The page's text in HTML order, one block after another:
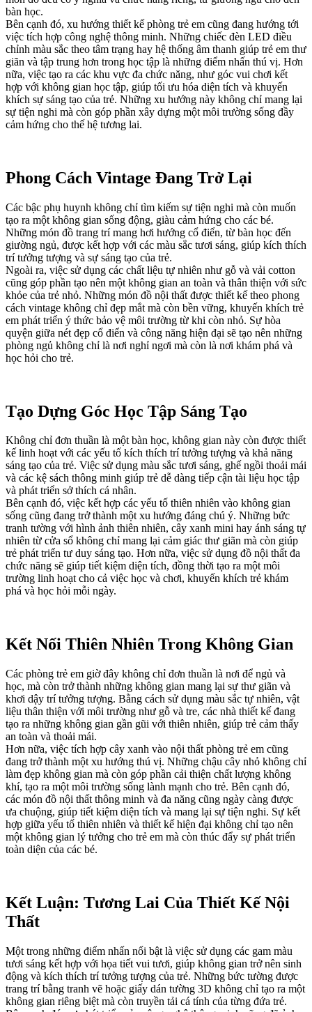
bàn học.
Bên cạnh đó, xu hướng thiết kế phòng trẻ em cũng đang hướng tới
việc tích hợp công nghệ thông minh. Những chiếc đèn LED điều
chỉnh màu sắc theo tâm trạng hay hệ thống âm thanh giúp trẻ em thư
giãn và tập trung hơn trong học tập là những điểm nhấn thú vị. Hơn
nữa, việc tạo ra các khu vực đa chức năng, như góc vui chơi kết
hợp với không gian học tập, giúp tối ưu hóa diện tích và khuyến
khích sự sáng tạo của trẻ. Những xu hướng này không chỉ mang lại
sự tiện nghi mà còn góp phần xây dựng một môi trường sống đầy
cảm hứng cho thế hệ tương lai.
Phong Cách Vintage Đang Trở Lại
Các bậc phụ huynh không chỉ tìm kiếm sự tiện nghi mà còn muốn
tạo ra một không gian sống động, giàu cảm hứng cho các bé.
Những món đồ trang trí mang hơi hướng cổ điển, từ bàn học đến
giường ngủ, được kết hợp với các màu sắc tươi sáng, giúp kích thích
trí tưởng tượng và sự sáng tạo của trẻ.
Ngoài ra, việc sử dụng các chất liệu tự nhiên như gỗ và vải cotton
cũng góp phần tạo nên một không gian an toàn và thân thiện với sức
khỏe của trẻ nhỏ. Những món đồ nội thất được thiết kế theo phong
cách vintage không chỉ đẹp mắt mà còn bền vững, khuyến khích trẻ
em phát triển ý thức bảo vệ môi trường từ khi còn nhỏ. Sự hòa
quyện giữa nét đẹp cổ điển và công năng hiện đại sẽ tạo nên những
phòng ngủ không chỉ là nơi nghỉ ngơi mà còn là nơi khám phá và
học hỏi cho trẻ.
Tạo Dựng Góc Học Tập Sáng Tạo
Không chỉ đơn thuần là một bàn học, không gian này còn được thiết
kế linh hoạt với các yếu tố kích thích trí tưởng tượng và khả năng
sáng tạo của trẻ. Việc sử dụng màu sắc tươi sáng, ghế ngồi thoải mái
và các kệ sách thông minh giúp trẻ dễ dàng tiếp cận tài liệu học tập
và phát triển sở thích cá nhân.
Bên cạnh đó, việc kết hợp các yếu tố thiên nhiên vào không gian
sống cũng đang trở thành một xu hướng đáng chú ý. Những bức
tranh tường với hình ảnh thiên nhiên, cây xanh mini hay ánh sáng tự
nhiên từ cửa sổ không chỉ mang lại cảm giác thư giãn mà còn giúp
trẻ phát triển tư duy sáng tạo. Hơn nữa, việc sử dụng đồ nội thất đa
chức năng sẽ giúp tiết kiệm diện tích, đồng thời tạo ra một môi
trường linh hoạt cho cả việc học và chơi, khuyến khích trẻ khám
phá và học hỏi mỗi ngày.
Kết Nối Thiên Nhiên Trong Không Gian
Các phòng trẻ em giờ đây không chỉ đơn thuần là nơi để ngủ và
học, mà còn trở thành những không gian mang lại sự thư giãn và
khơi dậy trí tưởng tượng. Bằng cách sử dụng màu sắc tự nhiên, vật
liệu thân thiện với môi trường như gỗ và tre, các nhà thiết kế đang
tạo ra những không gian gần gũi với thiên nhiên, giúp trẻ cảm thấy
an toàn và thoải mái.
Hơn nữa, việc tích hợp cây xanh vào nội thất phòng trẻ em cũng
đang trở thành một xu hướng thú vị. Những chậu cây nhỏ không chỉ
làm đẹp không gian mà còn góp phần cải thiện chất lượng không
khí, tạo ra một môi trường sống lành mạnh cho trẻ. Bên cạnh đó,
các món đồ nội thất thông minh và đa năng cũng ngày càng được
ưa chuộng, giúp tiết kiệm diện tích và mang lại sự tiện nghi. Sự kết
hợp giữa yếu tố thiên nhiên và thiết kế hiện đại không chỉ tạo nên
một không gian lý tưởng cho trẻ em mà còn thúc đẩy sự phát triển
toàn diện của các bé.
Kết Luận: Tương Lai Của Thiết Kế Nội
Thất
Một trong những điểm nhấn nổi bật là việc sử dụng các gam màu
tươi sáng kết hợp với họa tiết vui tươi, giúp không gian trở nên sinh
động và kích thích trí tưởng tượng của trẻ. Những bức tường được
trang trí bằng tranh vẽ hoặc giấy dán tường 3D không chỉ tạo ra một
không gian riêng biệt mà còn truyền tải cá tính của từng đứa trẻ.